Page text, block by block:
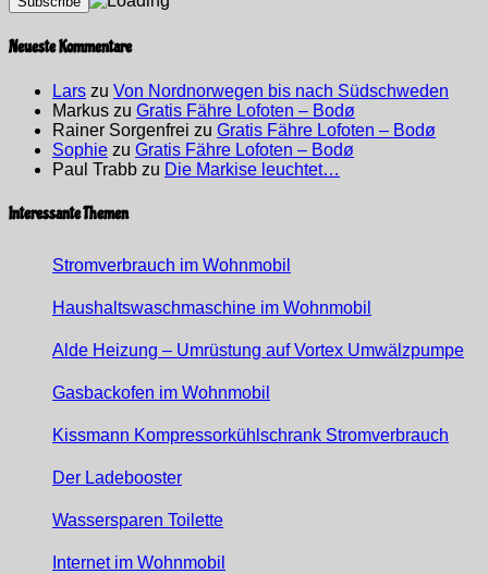
Neueste Kommentare
Lars zu Von Nordnorwegen bis nach Südschweden
Markus zu Gratis Fähre Lofoten – Bodø
Rainer Sorgenfrei zu Gratis Fähre Lofoten – Bodø
Sophie zu Gratis Fähre Lofoten – Bodø
Paul Trabb zu Die Markise leuchtet…
Interessante Themen
Stromverbrauch im Wohnmobil
Haushaltswaschmaschine im Wohnmobil
Alde Heizung – Umrüstung auf Vortex Umwälzpumpe
Gasbackofen im Wohnmobil
Kissmann Kompressorkühlschrank Stromverbrauch
Der Ladebooster
Wassersparen Toilette
Internet im Wohnmobil